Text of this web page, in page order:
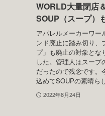
WORLD大量閉店
SOUP（スープ）
アパレルメーカーワー
ンド廃止に踏み切り、
プ」も廃止の対象とな
した。管理人はスープ
だったので残念です。
込めてSOUPの素晴ら
2022年8月24日